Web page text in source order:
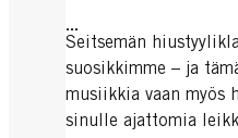
...
Seitsemän
suosikkimme – ja
musiikkia vaan myös
sinulle ajattomia